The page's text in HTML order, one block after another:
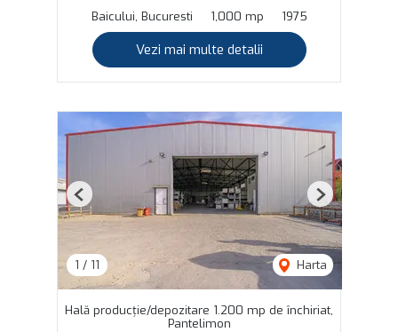
Baicului, Bucuresti
1,000 mp 1975
Vezi mai multe detalii
1 / 11 Harta
Previous Next
Hală producție/depozitare 1.200 mp de închiriat,
Pantelimon